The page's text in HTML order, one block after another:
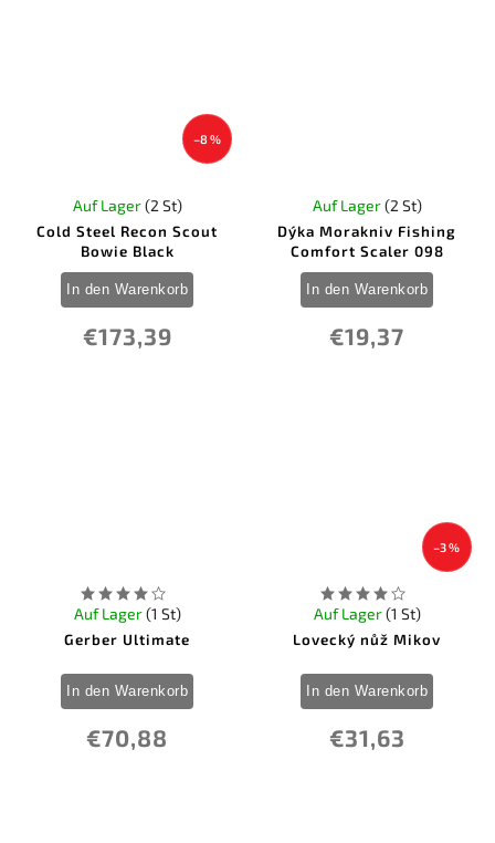
–8 %
Cold Steel Recon Scout
Bowie Black
Auf Lager(2 St)
€173,39
In den Warenkorb
Dýka Morakniv Fishing
Comfort Scaler 098
Auf Lager(2 St)
€19,37
In den Warenkorb
Gerber Ultimate
Auf Lager(1 St)
€70,88
In den Warenkorb
–3 %
Lovecký nůž Mikov
Auf Lager(1 St)
€31,63
In den Warenkorb